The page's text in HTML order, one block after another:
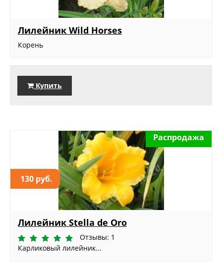
Лилейник Wild Horses
Корень
Купить
130 руб.
Распродажа
Лилейник Stella de Oro
Отзывы: 1
Карликовый лилейник...